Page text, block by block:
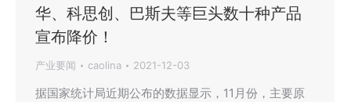
华、科思创、巴斯夫等巨头数十种产品
宣布降价！
产业要闻 caolina 2021-12-03
据国家统计局近期公布的数据显示，11月份，主要原